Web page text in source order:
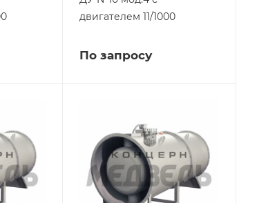
двигателем 11/1000
По запросу